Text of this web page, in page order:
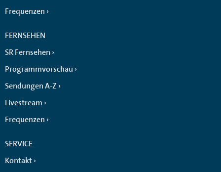
Frequenzen
FERNSEHEN
SR Fernsehen
Programmvorschau
Sendungen A-Z
Livestream
Frequenzen
SERVICE
Kontakt